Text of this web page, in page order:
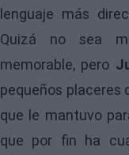
lenguaje más
Quizá no sea
memorable, pero
pequeños placeres
que le mantuvo
que por fin ha